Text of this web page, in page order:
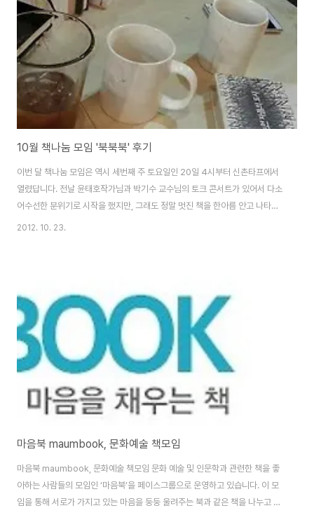
요. 감나무 아래서 입만 벌리고 있는 모양새가 아니겠어요? 문득 동생의 선물로
읽게 된 은 제 일..
10월 책나눔 모임 '북북북' 후기
이번 달 책나눔 모임은 역시 세번째 주 토요일인 20일 4시부터 신촌타프에서
열렸답니다. 전날 윤태호작가님과 박기수 교수님의 토크 콘서트가 있어서 다소
어수선한 분위기로 시작을 했지만, 그래도 정말 멋진 책을 한아름 안고 나타난
좋은 분들과 이내 즐거운 이야기를 나눌 수 있었답니다. 이번 달의 주제는 구태
이지만 저는 제 책이 한 권 더 있어서요. 또 최근에 읽었던 란 책도 꺼내 놓았다
가 개인적인 메모들이 너무 많다는 것을 깨닫고는 얼른 감추어버렸어요. ^^ 이
날 함께 해주신..
2012. 10. 23.
마음북 maumbook, 문화예술 책모임
마음북 maumbook, 문화예술 책모임 문화 예술 및 인문학과 관련한 책을 좋
아하는 사람들의 모임인 ‘마음북’을 페이스그룹으로 운영하고 있습니다. 이 모
임을 통해 서로가 가지고 있는 마음을 둥둥 울려주는 북과 같은 책을 나누고 그